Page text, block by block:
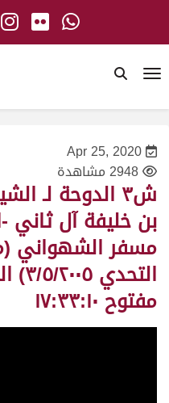
Apr 25, 2020
2948 مشاهدة
ش٣ الدوحة لـ
بن خليفة آل ثاني
مسفر الشهواني
مفتوح ١٧:٣٣:١٠